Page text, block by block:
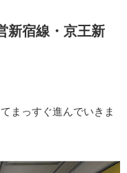
新宿線・京王新
まっすぐ進んでいきま